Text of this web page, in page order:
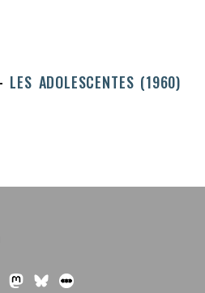
LES ADOLESCENTES (1960)